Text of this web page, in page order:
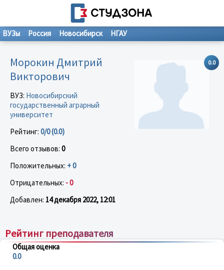
ВУЗы Россия Новосибирск НГАУ
0.0
Морокин Дмитрий
Викторович
ВУЗ: Новосибирский
государственный аграрный
университет
Рейтинг: 0/0 (0.0)
Всего отзывов: 0
Положительных: + 0
Отрицательных: - 0
Добавлен: 14 декабря 2022, 12:01
Рейтинг преподавателя
Общая оценка
0.0